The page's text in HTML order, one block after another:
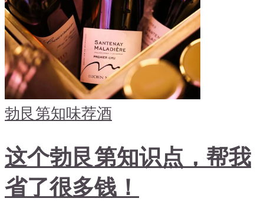
勃艮第知味荐酒
这个勃艮第知识点，帮我
省了很多钱！